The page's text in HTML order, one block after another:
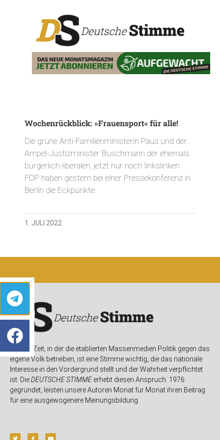
Wochenrückblick: »Frauensport« für alle!
Die grüne Anti-Familienministerin Paus und der
Ampel-Justizminister Buschmann der ehemals
bürgerlich-liberalen, jetzt nur noch linkslinken
FDP haben gestern bei einer Pressekonferenz in
Berlin die Eckpunkte
1. JULI 2022
In einer Zeit, in der die etablierten Massenmedien Politik gegen das
eigene Volk betreiben, ist eine Stimme wichtig, die das nationale
Interesse in den Vordergrund stellt und der Wahrheit verpflichtet
ist. DieDEUTSCHE STIMMEerhebt diesen Anspruch. 1976
gegründet, leisten unsere Autoren Monat für Monat ihren Beitrag
für eine ausgewogenere Meinungsbildung.